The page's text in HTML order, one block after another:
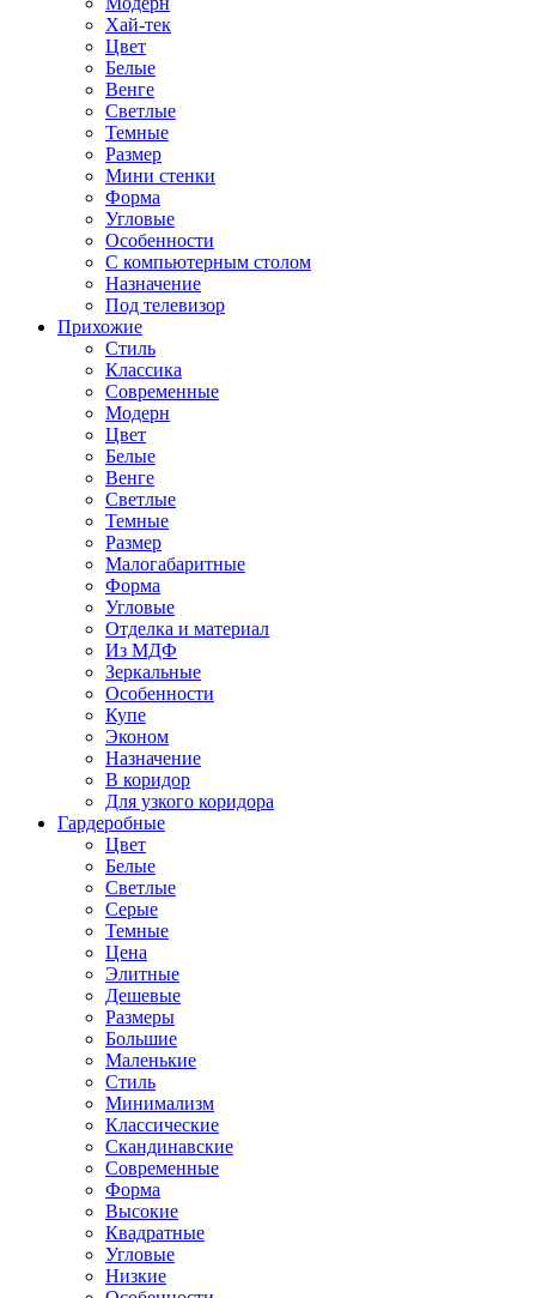
Хай-тек
Цвет
Белые
Венге
Светлые
Темные
Размер
Мини стенки
Форма
Угловые
Особенности
С компьютерным столом
Назначение
Под телевизор
Прихожие
Стиль
Классика
Современные
Модерн
Цвет
Белые
Венге
Светлые
Темные
Размер
Малогабаритные
Форма
Угловые
Отделка и материал
Из МДФ
Зеркальные
Особенности
Купе
Эконом
Назначение
В коридор
Для узкого коридора
Гардеробные
Цвет
Белые
Светлые
Серые
Темные
Цена
Элитные
Дешевые
Размеры
Большие
Маленькие
Стиль
Минимализм
Классические
Скандинавские
Современные
Форма
Высокие
Квадратные
Угловые
Низкие